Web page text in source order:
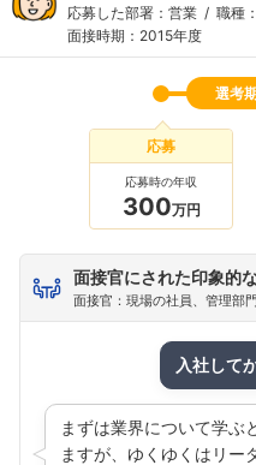
応募した部署：営業
職種
面接時期：2015年度
選考
応募
応募時の年収
300万円
面接官にされた印象的
面接官：現場の社員、管理部門
入社して
まずは業界について学ぶ
ますが、ゆくゆくはリー